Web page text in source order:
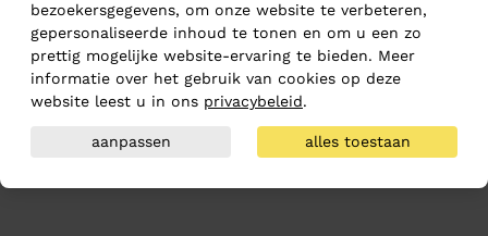
bezoekersgegevens, om onze website te verbeteren,
gepersonaliseerde inhoud te tonen en om u een zo
prettig mogelijke website-ervaring te bieden. Meer
informatie over het gebruik van cookies op deze
website leest u in ons privacybeleid.
aanpassen alles toestaan